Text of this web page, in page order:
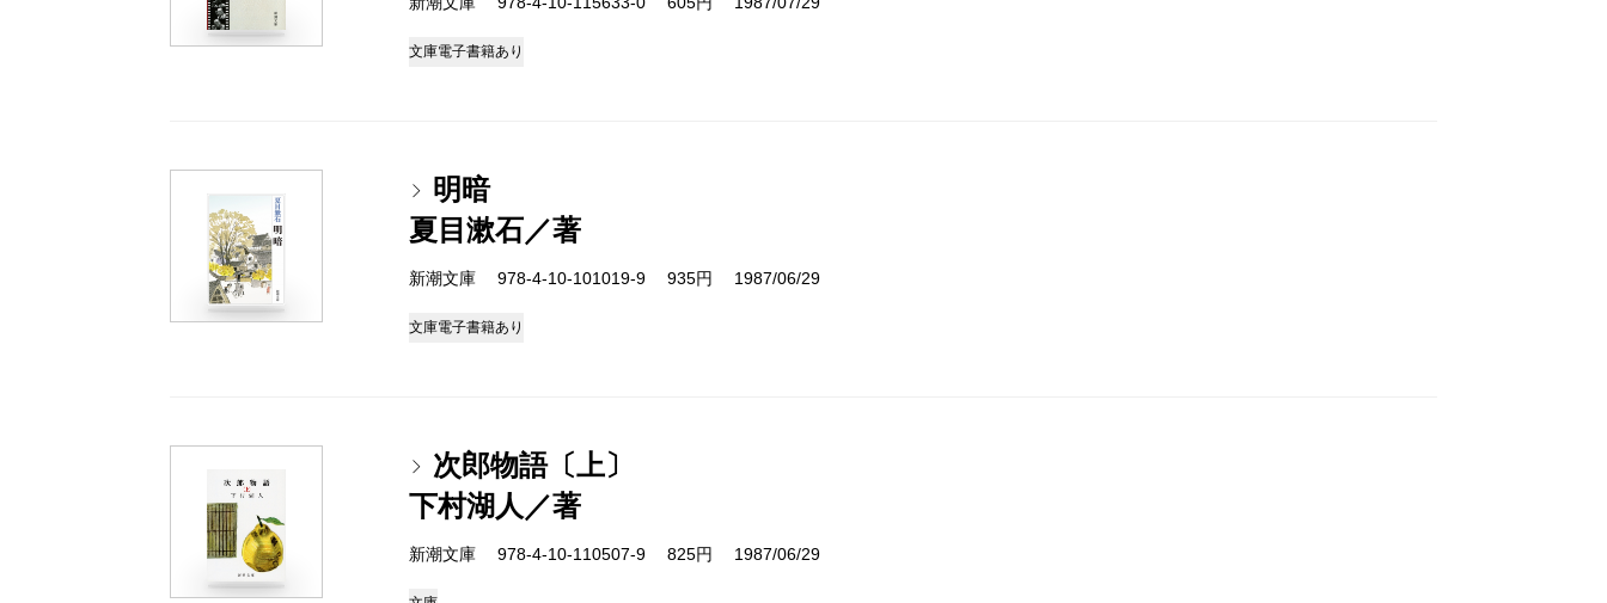
文庫電子書籍あり
明暗
夏目漱石／著
新潮文庫 978-4-10-101019-9 935円 1987/06/29
文庫電子書籍あり
次郎物語〔上〕
下村湖人／著
新潮文庫 978-4-10-110507-9 825円 1987/06/29